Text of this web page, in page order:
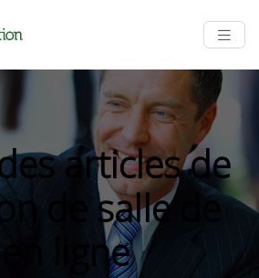
articles de
de salle de
ligne